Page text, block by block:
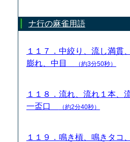
ナ行の麻雀用語
１１７．中絞り、流し満貫
膨れ、中目
（約3分50秒）
１１８．流れ、流れ１本、
一盃口
（約2分40秒）
１１９．鳴き槓、鳴きタコ